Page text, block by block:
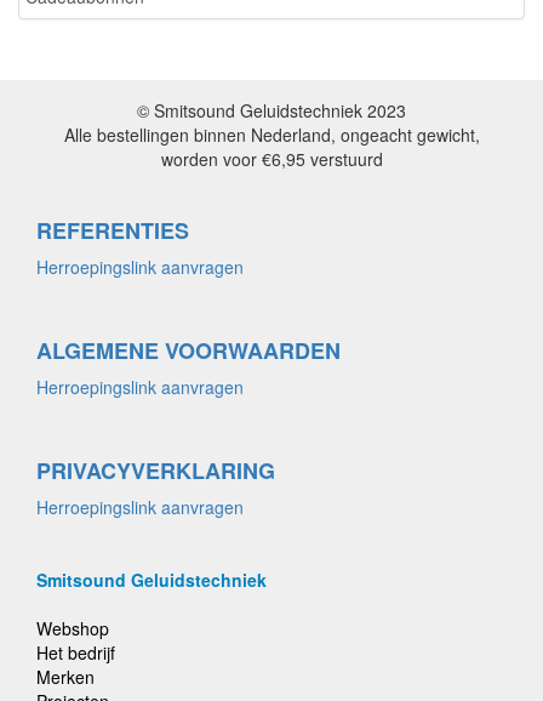
© Smitsound Geluidstechniek 2023
Alle bestellingen binnen Nederland, ongeacht gewicht,
worden voor €6,95 verstuurd
REFERENTIES
Herroepingslink aanvragen
ALGEMENE VOORWAARDEN
Herroepingslink aanvragen
PRIVACYVERKLARING
Herroepingslink aanvragen
Smitsound Geluidstechniek
Webshop
Het bedrijf
Merken